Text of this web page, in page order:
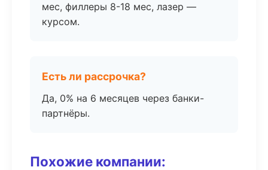
мес, филлеры 8-18 мес, лазер —
курсом.
Есть ли рассрочка?
Да, 0% на 6 месяцев через банки-
партнёры.
Похожие компании: